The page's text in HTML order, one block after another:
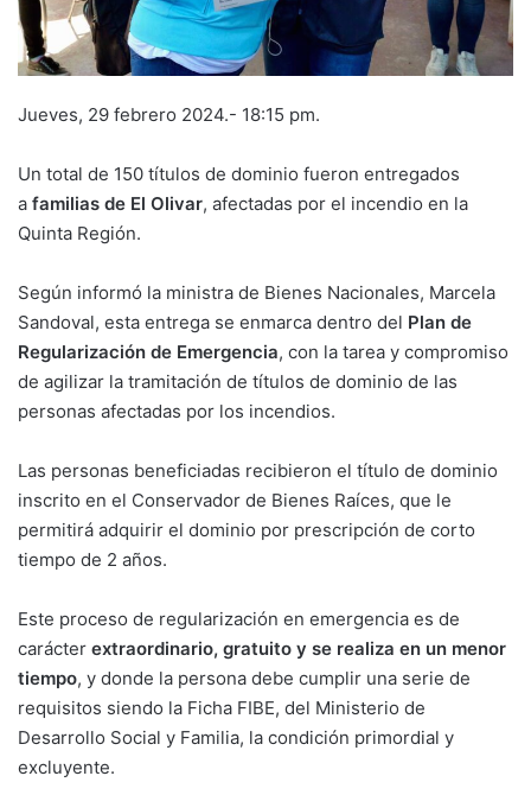
Jueves, 29 febrero 2024.- 18:15 pm.
Un total de 150 títulos de dominio fueron entregados
a familias de El Olivar, afectadas por el incendio en la
Quinta Región.
Según informó la ministra de Bienes Nacionales, Marcela
Sandoval, esta entrega se enmarca dentro del Plan de
Regularización de Emergencia, con la tarea y compromiso
de agilizar la tramitación de títulos de dominio de las
personas afectadas por los incendios.
Las personas beneficiadas recibieron el título de dominio
inscrito en el Conservador de Bienes Raíces, que le
permitirá adquirir el dominio por prescripción de corto
tiempo de 2 años.
Este proceso de regularización en emergencia es de
carácter extraordinario, gratuito y se realiza en un menor
tiempo, y donde la persona debe cumplir una serie de
requisitos siendo la Ficha FIBE, del Ministerio de
Desarrollo Social y Familia, la condición primordial y
excluyente.